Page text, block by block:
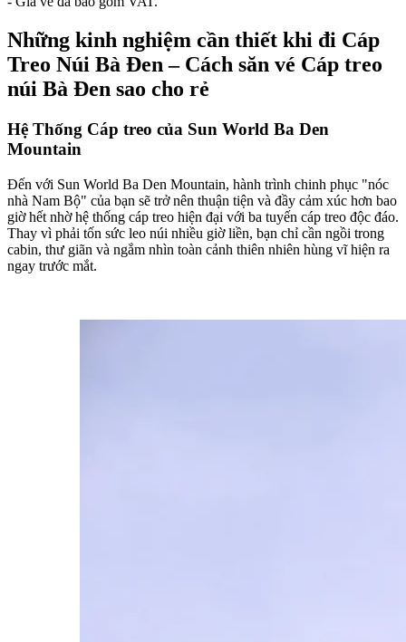
Những kinh nghiệm cần thiết khi đi Cáp
Treo Núi Bà Đen – Cách săn vé Cáp treo
núi Bà Đen sao cho rẻ
Hệ Thống Cáp treo của Sun World Ba Den
Mountain
Đến với Sun World Ba Den Mountain, hành trình chinh phục "nóc
nhà Nam Bộ" của bạn sẽ trở nên thuận tiện và đầy cảm xúc hơn bao
giờ hết nhờ hệ thống cáp treo hiện đại với ba tuyến cáp treo độc đáo.
Thay vì phải tốn sức leo núi nhiều giờ liền, bạn chỉ cần ngồi trong
cabin, thư giãn và ngắm nhìn toàn cảnh thiên nhiên hùng vĩ hiện ra
ngay trước mắt.